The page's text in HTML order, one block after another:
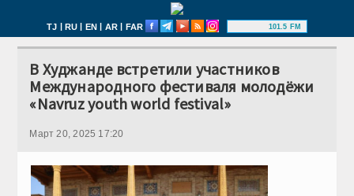
TJ | RU | EN | AR | FAR 101.5 FM
В Худжанде встретили участников
Международного фестиваля молодёжи
«Navruz youth world festival»
Март 20, 2025 17:20